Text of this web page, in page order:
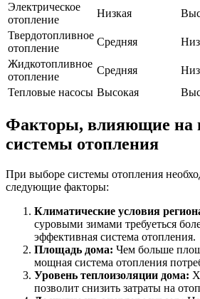
Электрическое
отопление
Низкая
Твердотопливное
отопление
Средняя
Жидкотопливное
отопление
Средняя
Тепловые насосы Высокая
Факторы, влияющие на
системы отопления
При выборе системы отопления
следующие факторы:
Климатические условия
суровыми зимами требуеться
эффективная система отопления.
Площадь дома: Чем больше
мощная система отопления
Уровень теплоизоляции дома:
позволит снизить затраты на